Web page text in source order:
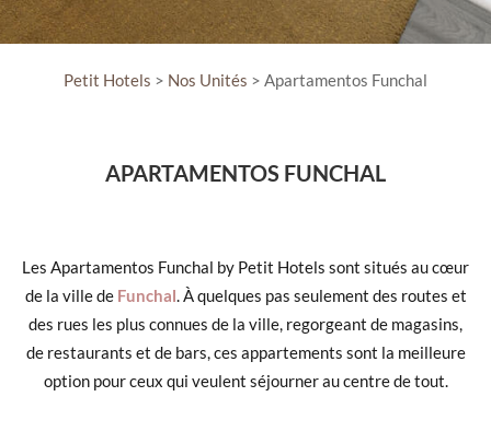
Petit Hotels > Nos Unités > Apartamentos Funchal
APARTAMENTOS FUNCHAL
Les Apartamentos Funchal by Petit Hotels sont situés au cœur
de la ville de Funchal. À quelques pas seulement des routes et
des rues les plus connues de la ville, regorgeant de magasins,
de restaurants et de bars, ces appartements sont la meilleure
option pour ceux qui veulent séjourner au centre de tout.